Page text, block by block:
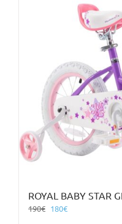
ROYAL BABY STAR
190€ Original
180€Η